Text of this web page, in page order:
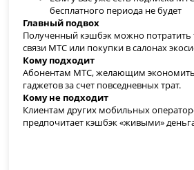
бесплатного периода не будет
Главный подвох
Полученный кэшбэк можно потратить
связи МТС или покупки в салонах
Кому подходит
Абонентам МТС, желающим экономить
гаджетов за счет повседневных трат.
Кому не подходит
Клиентам других мобильных
предпочитает кэшбэк «живыми»